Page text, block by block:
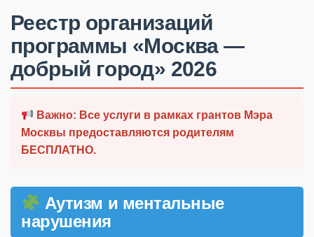
Реестр организаций
программы «Москва —
добрый город» 2026
Важно: Все услуги в рамках грантов Мэра
Москвы предоставляются родителям
БЕСПЛАТНО.
Аутизм и ментальные
нарушения